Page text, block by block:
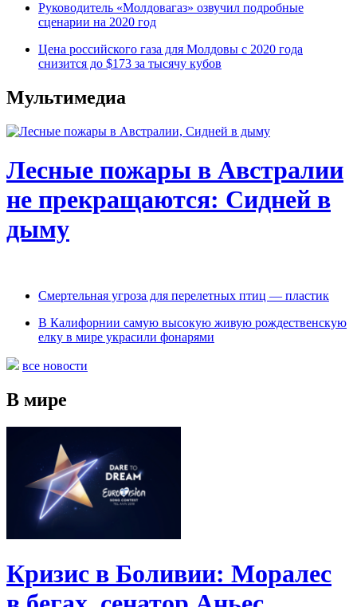
Руководитель «Молдовагаз» озвучил подробные
сценарии на 2020 год
Цена российского газа для Молдовы с 2020 года
снизится до $173 за тысячу кубов
Мультимедиа
Лесные пожары в Австралии
не прекращаются: Сидней в
дыму
Cмертельная угроза для перелетных птиц — пластик
В Калифорнии самую высокую живую рождественскую
елку в мире украсили фонарями
все новости
В мире
Кризис в Боливии: Моралес